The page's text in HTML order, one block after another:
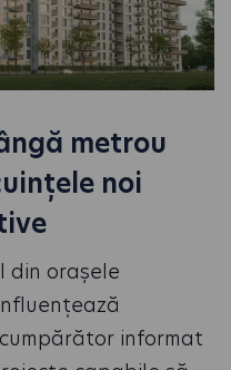
metrou
noi
din orașele
informat